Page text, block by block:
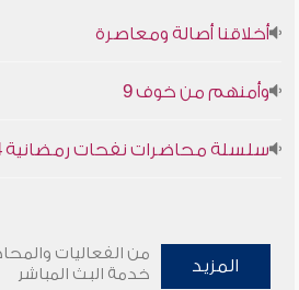
أخلاقنا أصالة ومعاصرة
وأمنهم من خوف 9
سلسلة محاضرات نفحات رمضانية 1444هـ
المزيد
من الفعاليات
خدمة البث المباشر